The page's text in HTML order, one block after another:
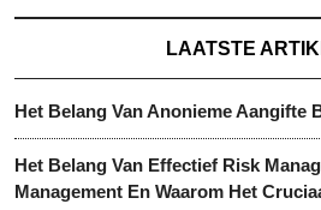
LAATSTE
Het Belang Van Anonieme Aangifte
Het Belang Van Effectief Risk
Management En Waarom Het